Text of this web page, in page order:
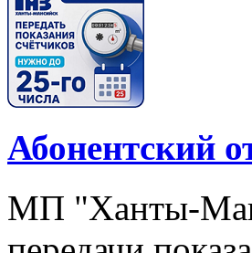
Абонентский
МП "Ханты-